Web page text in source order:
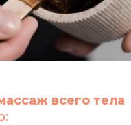
всего тела